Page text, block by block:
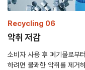
Recycling 06
악취 저감
소비자 사용 후 폐기물로부
하려면 불쾌한 악취를 제거